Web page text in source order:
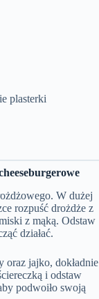
plasterki
W dużej
rozpuść drożdże z
z mąką. Odstaw
działać.
oraz jajko, dokładnie
i odstaw
podwoiło swoją